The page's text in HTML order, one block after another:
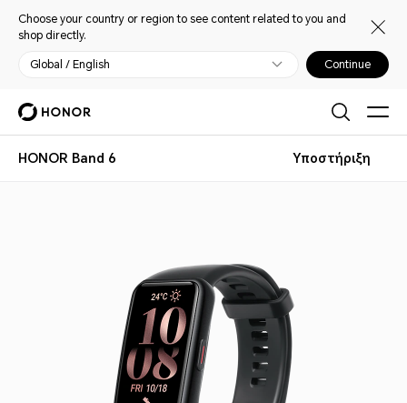
Choose your country or region to see content related to you and
shop directly.
Global / English Continue
HONOR Band 6 Υποστήριξη